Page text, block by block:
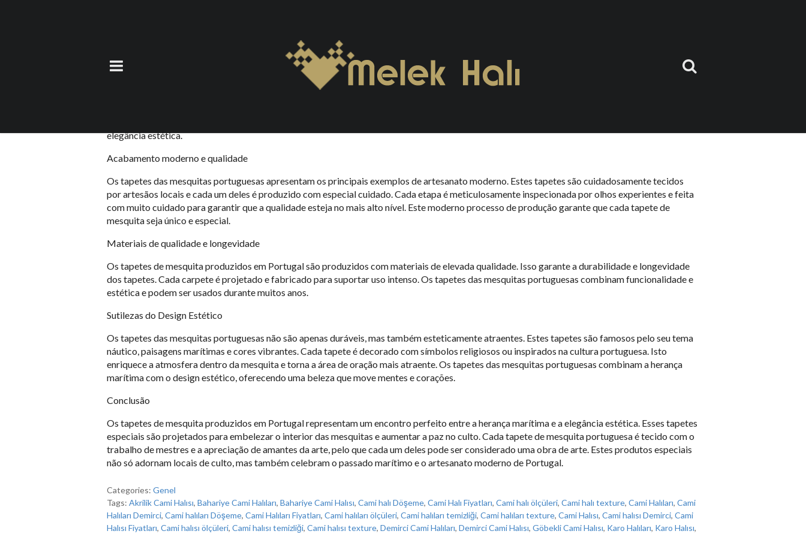
Tapete Mesquita Portugal
elegância estética.
Acabamento moderno e qualidade
Os tapetes das mesquitas portuguesas apresentam os principais exemplos de artesanato moderno. Estes tapetes são cuidadosamente tecidos
por artesãos locais e cada um deles é produzido com especial cuidado. Cada etapa é meticulosamente inspecionada por olhos experientes e feita
com muito cuidado para garantir que a qualidade esteja no mais alto nível. Este moderno processo de produção garante que cada tapete de
mesquita seja único e especial.
Materiais de qualidade e longevidade
Os tapetes de mesquita produzidos em Portugal são produzidos com materiais de elevada qualidade. Isso garante a durabilidade e longevidade
dos tapetes. Cada carpete é projetado e fabricado para suportar uso intenso. Os tapetes das mesquitas portuguesas combinam funcionalidade e
estética e podem ser usados ​​durante muitos anos.
Sutilezas do Design Estético
Os tapetes das mesquitas portuguesas não são apenas duráveis, mas também esteticamente atraentes. Estes tapetes são famosos pelo seu tema
náutico, paisagens marítimas e cores vibrantes. Cada tapete é decorado com símbolos religiosos ou inspirados na cultura portuguesa. Isto
enriquece a atmosfera dentro da mesquita e torna a área de oração mais atraente. Os tapetes das mesquitas portuguesas combinam a herança
marítima com o design estético, oferecendo uma beleza que move mentes e corações.
Conclusão
Os tapetes de mesquita produzidos em Portugal representam um encontro perfeito entre a herança marítima e a elegância estética. Esses tapetes
especiais são projetados para embelezar o interior das mesquitas e aumentar a paz no culto. Cada tapete de mesquita portuguesa é tecido com o
trabalho de mestres e a apreciação de amantes da arte, pelo que cada um deles pode ser considerado uma obra de arte. Estes produtos especiais
não só adornam locais de culto, mas também celebram o passado marítimo e o artesanato moderno de Portugal.
Categories: Genel
Tags: Akrilik Cami Halısı, Bahariye Cami Halıları, Bahariye Cami Halısı, Cami halı Döşeme, Cami Halı Fiyatları, Cami halı ölçüleri, Cami halı texture, Cami Halıları, Cami
Halıları Demirci, Cami halıları Döşeme, Cami Halıları Fiyatları, Cami halıları ölçüleri, Cami halıları temizliği, Cami halıları texture, Cami Halısı, Cami halısı Demirci, Cami
Halısı Fiyatları, Cami halısı ölçüleri, Cami halısı temizliği, Cami halısı texture, Demirci Cami Halıları, Demirci Cami Halısı, Göbekli Cami Halısı, Karo Halıları, Karo Halısı,